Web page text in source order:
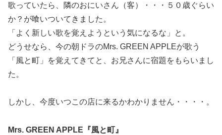
歌っていたら、隣のおにいさん（客）・・・５０歳ぐらい
か？が喰いついてきました。
「よく新しい歌を覚えようという気になるな」と。
どうせなら、今の朝ドラのMrs. GREEN APPLEが歌う
「風と町」を覚えてきてと、お兄さんに宿題をもらいまし
た。
しかし、今度いつこの店に来るかわかりません・・・・。
Mrs. GREEN APPLE『風と町』